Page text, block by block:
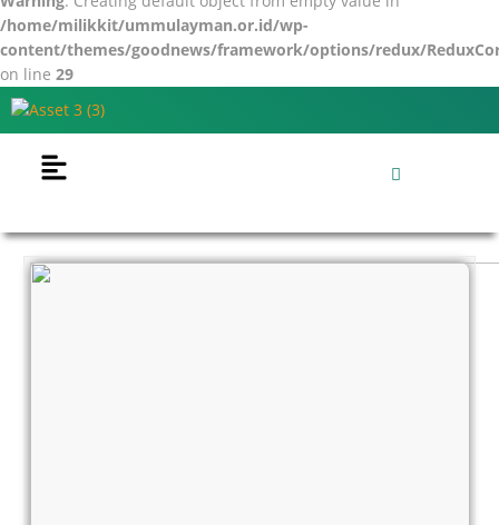
/home/milikkit/ummulayman.or.id/wp-
content/themes/goodnews/framework/options/redux/
on line 29